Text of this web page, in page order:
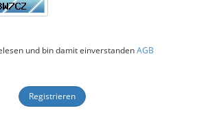
und bin damit einverstandenAGB
Registrieren